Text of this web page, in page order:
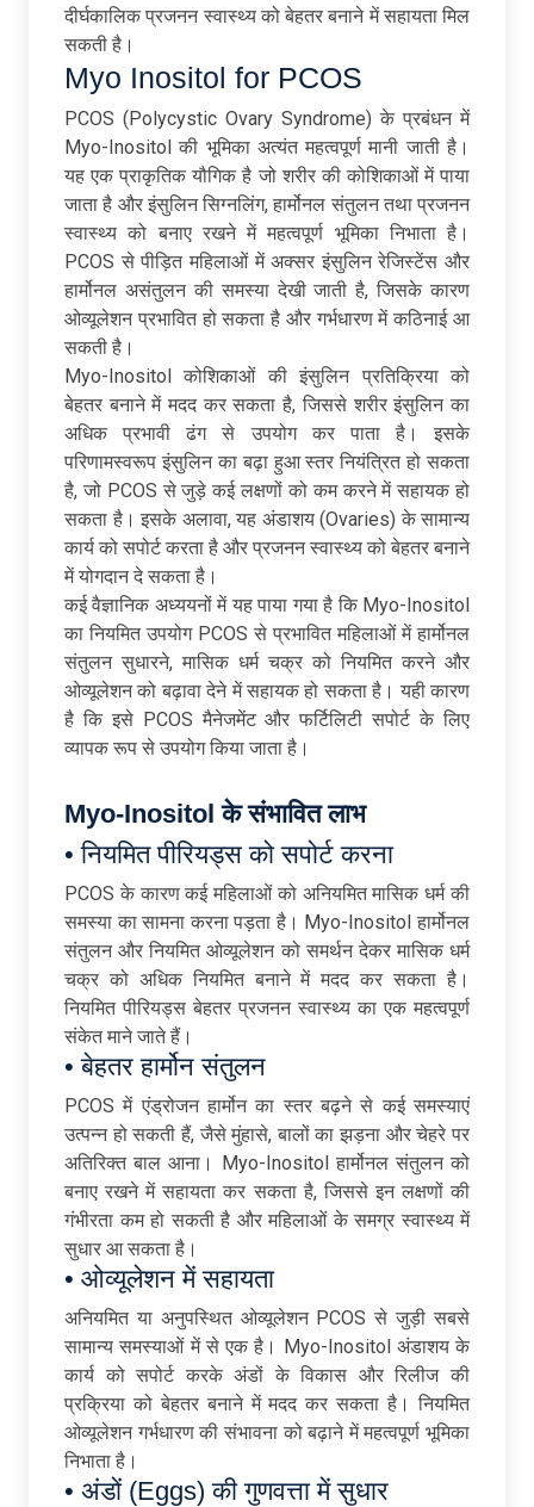
दीर्घकालिक प्रजनन स्वास्थ्य को बेहतर बनाने में सहायता मिल
सकती है।
Myo Inositol for PCOS
PCOS (Polycystic Ovary Syndrome) के प्रबंधन में
Myo-Inositol की भूमिका अत्यंत महत्वपूर्ण मानी जाती है।
यह एक प्राकृतिक यौगिक है जो शरीर की कोशिकाओं में पाया
जाता है और इंसुलिन सिग्नलिंग, हार्मोनल संतुलन तथा प्रजनन
स्वास्थ्य को बनाए रखने में महत्वपूर्ण भूमिका निभाता है।
PCOS से पीड़ित महिलाओं में अक्सर इंसुलिन रेजिस्टेंस और
हार्मोनल असंतुलन की समस्या देखी जाती है, जिसके कारण
ओव्यूलेशन प्रभावित हो सकता है और गर्भधारण में कठिनाई आ
सकती है।
Myo-Inositol कोशिकाओं की इंसुलिन प्रतिक्रिया को
बेहतर बनाने में मदद कर सकता है, जिससे शरीर इंसुलिन का
अधिक प्रभावी ढंग से उपयोग कर पाता है। इसके
परिणामस्वरूप इंसुलिन का बढ़ा हुआ स्तर नियंत्रित हो सकता
है, जो PCOS से जुड़े कई लक्षणों को कम करने में सहायक हो
सकता है। इसके अलावा, यह अंडाशय (Ovaries) के सामान्य
कार्य को सपोर्ट करता है और प्रजनन स्वास्थ्य को बेहतर बनाने
में योगदान दे सकता है।
कई वैज्ञानिक अध्ययनों में यह पाया गया है कि Myo-Inositol
का नियमित उपयोग PCOS से प्रभावित महिलाओं में हार्मोनल
संतुलन सुधारने, मासिक धर्म चक्र को नियमित करने और
ओव्यूलेशन को बढ़ावा देने में सहायक हो सकता है। यही कारण
है कि इसे PCOS मैनेजमेंट और फर्टिलिटी सपोर्ट के लिए
व्यापक रूप से उपयोग किया जाता है।
Myo-Inositol के संभावित लाभ
• नियमित पीरियड्स को सपोर्ट करना
PCOS के कारण कई महिलाओं को अनियमित मासिक धर्म की
समस्या का सामना करना पड़ता है। Myo-Inositol हार्मोनल
संतुलन और नियमित ओव्यूलेशन को समर्थन देकर मासिक धर्म
चक्र को अधिक नियमित बनाने में मदद कर सकता है।
नियमित पीरियड्स बेहतर प्रजनन स्वास्थ्य का एक महत्वपूर्ण
संकेत माने जाते हैं।
• बेहतर हार्मोन संतुलन
PCOS में एंड्रोजन हार्मोन का स्तर बढ़ने से कई समस्याएं
उत्पन्न हो सकती हैं, जैसे मुंहासे, बालों का झड़ना और चेहरे पर
अतिरिक्त बाल आना। Myo-Inositol हार्मोनल संतुलन को
बनाए रखने में सहायता कर सकता है, जिससे इन लक्षणों की
गंभीरता कम हो सकती है और महिलाओं के समग्र स्वास्थ्य में
सुधार आ सकता है।
• ओव्यूलेशन में सहायता
अनियमित या अनुपस्थित ओव्यूलेशन PCOS से जुड़ी सबसे
सामान्य समस्याओं में से एक है। Myo-Inositol अंडाशय के
कार्य को सपोर्ट करके अंडों के विकास और रिलीज की
प्रक्रिया को बेहतर बनाने में मदद कर सकता है। नियमित
ओव्यूलेशन गर्भधारण की संभावना को बढ़ाने में महत्वपूर्ण भूमिका
निभाता है।
• अंडों (Eggs) की गुणवत्ता में सुधार